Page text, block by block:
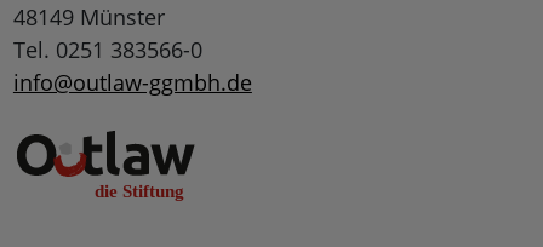
48149 Münster
Tel. 0251 383566-0
info@outlaw-ggmbh.de